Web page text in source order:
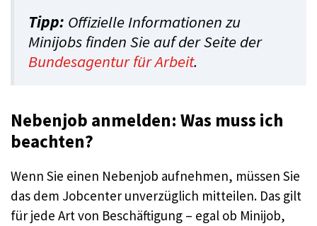
Tipp: Offizielle Informationen zu
Minijobs finden Sie auf der Seite der
Bundesagentur für Arbeit.
Nebenjob anmelden: Was muss ich
beachten?
Wenn Sie einen Nebenjob aufnehmen, müssen Sie
das dem Jobcenter unverzüglich mitteilen. Das gilt
für jede Art von Beschäftigung – egal ob Minijob,